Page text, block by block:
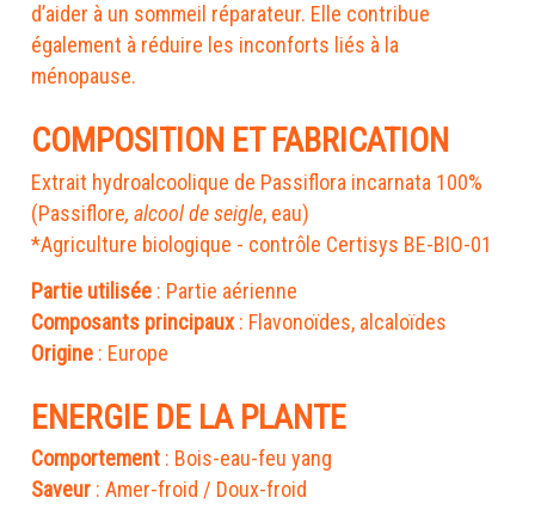
d’aider à un sommeil réparateur. Elle contribue
également à réduire les inconforts liés à la
ménopause.
COMPOSITION ET FABRICATION
Extrait hydroalcoolique de Passiflora incarnata 100%
(Passiflore, alcool de seigle, eau)
*Agriculture biologique - contrôle Certisys BE-BIO-01
Partie utilisée
Composants principaux
Origine : Europe
ENERGIE DE LA PLANTE
Comportement
Saveur : Amer-froid / Doux-froid